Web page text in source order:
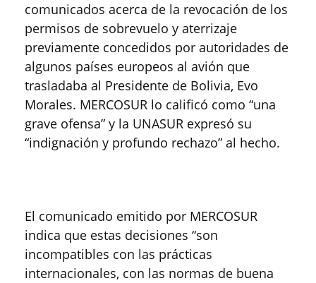
comunicados acerca de la revocación de los
permisos de sobrevuelo y aterrizaje
previamente concedidos por autoridades de
algunos países europeos al avión que
trasladaba al Presidente de Bolivia, Evo
Morales. MERCOSUR lo calificó como “una
grave ofensa” y la UNASUR expresó su
“indignación y profundo rechazo” al hecho.
El comunicado emitido por MERCOSUR
indica que estas decisiones “son
incompatibles con las prácticas
internacionales, con las normas de buena